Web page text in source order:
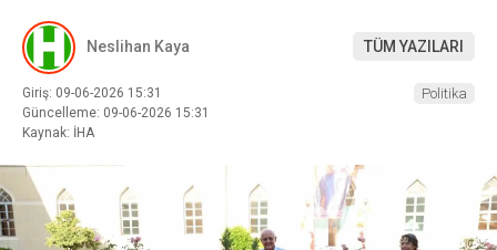
Neslihan Kaya TÜM YAZILARI
Giriş: 09-06-2026 15:31
Güncelleme: 09-06-2026 15:31
Kaynak: İHA
Politika